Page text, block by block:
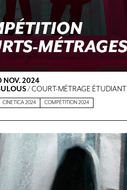
NOV. 2024
/ COURT-MÉTRAGE ÉTUDIANT
CINETICA 2024 COMPÉTITION 2024